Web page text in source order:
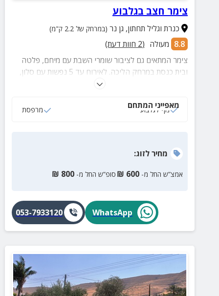
צימר חצב בגלבוע
כנרת וגליל תחתון, גן נר (במרחק של 2.2 ק"מ)
8.8 מעולה (
2 חוות דעת)
צימר המתאים גם לציבור שומרי השבת עם מיחם, פלטה
ובית כנסת במרחק הליכה. לאירוח עד 5 נפשות עם סלון,
מאפייני המתחם
נוף לגלבוע מרפסת
מחירלזוג:
אמצ”ש החל מ- 600
₪ סופ”ש החל מ- 800
₪
WhatsApp
053-7933120